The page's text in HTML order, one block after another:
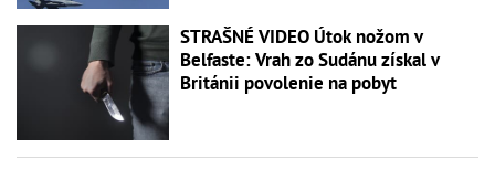
STRAŠNÉ VIDEO Útok nožom v
Belfaste: Vrah zo Sudánu získal v
Británii povolenie na pobyt